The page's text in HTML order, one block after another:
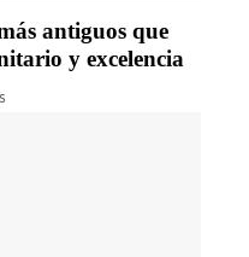
antiguos que
y excelencia